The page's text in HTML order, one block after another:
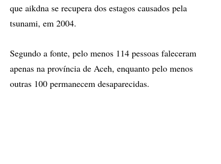
que aikdna se recupera dos estagos causados pela
tsunami, em 2004.
Segundo a fonte, pelo menos 114 pessoas faleceram
apenas na província de Aceh, enquanto pelo menos
outras 100 permanecem desaparecidas.